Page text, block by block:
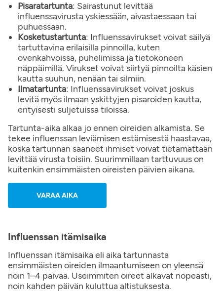
Pisaratartunta: Sairastunut levittää
influenssavirusta yskiessään, aivastaessaan tai
puhuessaan.
Kosketustartunta: Influenssavirukset voivat säilyä
tartuttavina erilaisilla pinnoilla, kuten
ovenkahvoissa, puhelimissa ja tietokoneen
näppäimillä. Virukset voivat siirtyä pinnoilta käsien
kautta suuhun, nenään tai silmiin.
Ilmatartunta: Influenssavirukset voivat joskus
levitä myös ilmaan yskittyjen pisaroiden kautta,
erityisesti suljetuissa tiloissa.
Tartunta-aika alkaa jo ennen oireiden alkamista. Se
tekee influenssan leviämisen estämisestä haastavaa,
koska tartunnan saaneet ihmiset voivat tietämättään
levittää virusta toisiin. Suurimmillaan tarttuvuus on
kuitenkin ensimmäisten oireisten päivien aikana.
VARAA AIKA
Influenssan itämisaika
Influenssan itämisaika eli aika tartunnasta
ensimmäisten oireiden ilmaantumiseen on yleensä
noin 1–4 päivää. Useimmiten oireet alkavat nopeasti,
noin kahden päivän kuluttua altistuksesta.